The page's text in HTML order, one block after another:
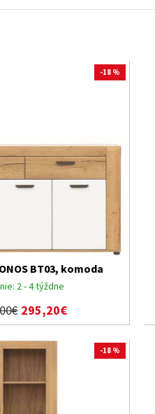
-18 %
2 - 4 týždne
BT03, komoda
295,20€
-18 %